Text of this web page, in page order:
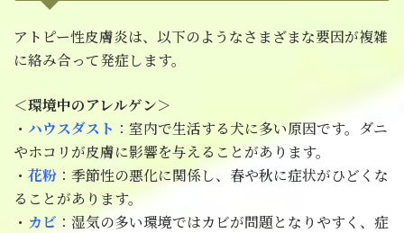
アトピー性皮膚炎は、以下のようなさまざまな要因が複雑
に絡み合って発症します。
＜環境中のアレルゲン＞
・ ハウスダスト ：室内で生活する犬に多い原因です。ダニ
やホコリが皮膚に影響を与えることがあります。
・ 花粉 ：季節性の悪化に関係し、春や秋に症状がひどくな
ることがあります。
・ カビ ：湿気の多い環境ではカビが問題となりやすく、症